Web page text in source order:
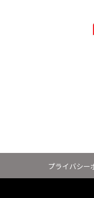
プライバシー